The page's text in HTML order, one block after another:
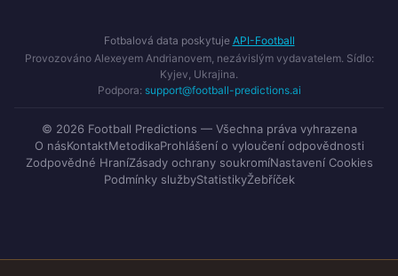
Fotbalová data poskytuje API-Football
Provozováno Alexeyem Andrianovem, nezávislým vydavatelem. Sídlo:
Kyjev, Ukrajina.
Podpora: support@football-predictions.ai
© 2026 Football Predictions — Všechna práva vyhrazena
O násKontaktMetodikaProhlášení o vyloučení odpovědnosti
Zodpovědné HraníZásady ochrany soukromíNastavení Cookies
Podmínky službyStatistikyŽebříček